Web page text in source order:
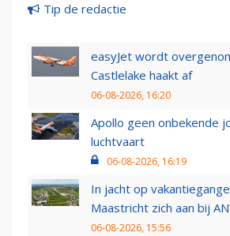
Tip de redactie
easyJet wordt
Castlelake haakt af
06-08-2026, 16:20
Apollo geen onbekende
luchtvaart
06-08-2026, 16:19
In jacht op
Maastricht zich aan bij
06-08-2026, 15:56